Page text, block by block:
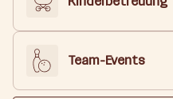
Team-Events